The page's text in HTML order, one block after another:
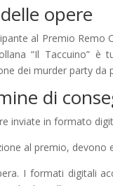
opere
al Premio Remo
“Il Taccuino”
dei murder party
di
inviate in formato
al premio, devono
I formati digitali